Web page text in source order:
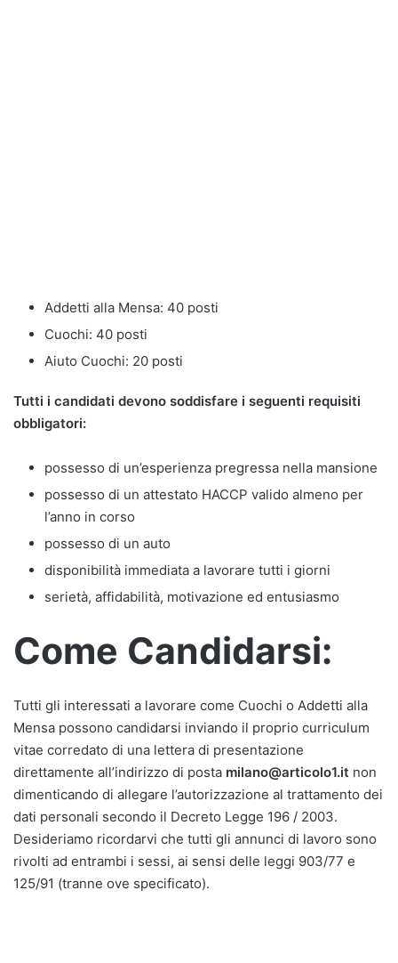
Addetti alla Mensa: 40 posti
Cuochi: 40 posti
Aiuto Cuochi: 20 posti
Tutti i candidati devono soddisfare i seguenti requisiti
obbligatori:
possesso di un’esperienza pregressa nella mansione
possesso di un attestato HACCP valido almeno per
l’anno in corso
possesso di un auto
disponibilità immediata a lavorare tutti i giorni
serietà, affidabilità, motivazione ed entusiasmo
Come Candidarsi:
Tutti gli interessati a lavorare come Cuochi o Addetti alla
Mensa possono candidarsi inviando il proprio curriculum
vitae corredato di una lettera di presentazione
direttamente all’indirizzo di posta milano@articolo1.it non
dimenticando di allegare l’autorizzazione al trattamento dei
dati personali secondo il Decreto Legge 196 / 2003.
Desideriamo ricordarvi che tutti gli annunci di lavoro sono
rivolti ad entrambi i sessi, ai sensi delle leggi 903/77 e
125/91 (tranne ove specificato).